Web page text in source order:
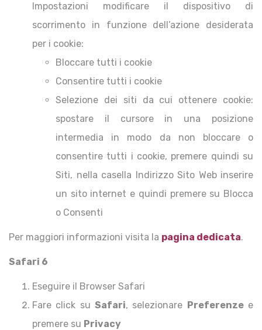
Impostazioni modificare il dispositivo di
scorrimento in funzione dell’azione desiderata
per i cookie:
Bloccare tutti i cookie
Consentire tutti i cookie
Selezione dei siti da cui ottenere cookie:
spostare il cursore in una posizione
intermedia in modo da non bloccare o
consentire tutti i cookie, premere quindi su
Siti, nella casella Indirizzo Sito Web inserire
un sito internet e quindi premere su Blocca
o Consenti
Per maggiori informazioni visita la pagina dedicata.
Safari 6
Eseguire il Browser Safari
Fare click su Safari, selezionare Preferenzee
premere su Privacy